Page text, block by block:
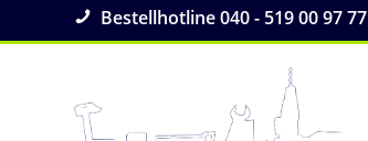
Bestellhotline 040 - 519 00 97 77